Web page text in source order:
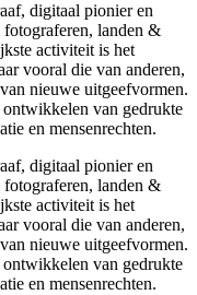
digitaal pionier en
landen &
activiteit is het
vooral die van anderen,
nieuwe uitgeefvormen.
van gedrukte
en mensenrechten.
digitaal pionier en
landen &
activiteit is het
vooral die van anderen,
nieuwe uitgeefvormen.
van gedrukte
en mensenrechten.